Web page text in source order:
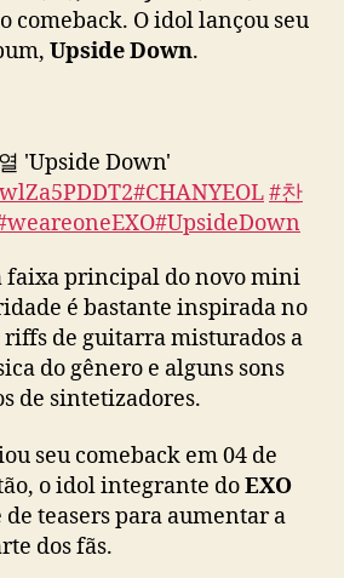
a
n
E
X
)
f
a
z
c
e
b
a
comeback. O idol lançou seu
Upside Down.
'Upside Down'
#CHANYEOL#찬
#UpsideDown
gtpVAYkNDM
August 25, 2025
faixa principal do novo mini
é bastante inspirada no
riffs de guitarra misturados a
do gênero e alguns sons
de sintetizadores.
seu comeback em 04 de
o idol integrante doEXO
teasers para aumentar a
dos fãs.